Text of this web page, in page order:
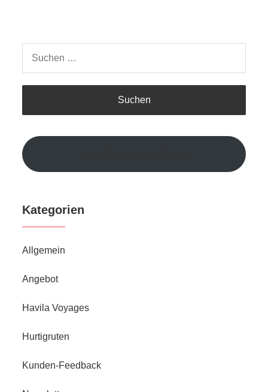
Kategorien
Allgemein
Angebot
Havila Voyages
Hurtigruten
Kunden-Feedback